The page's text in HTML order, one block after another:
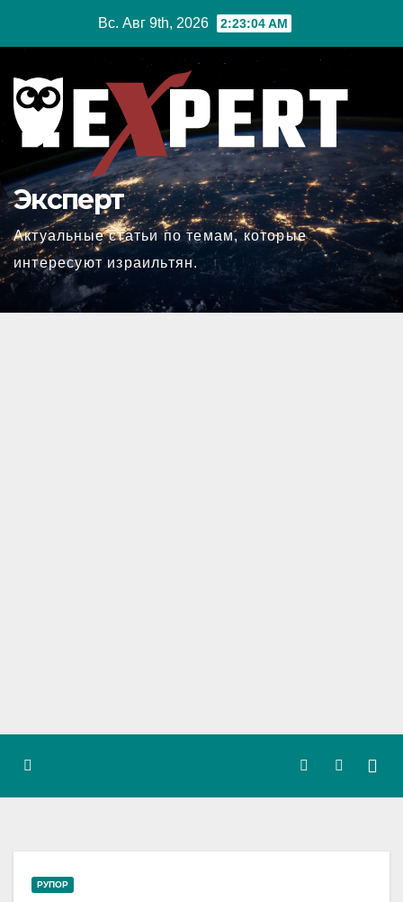
Вс. Авг 9th, 2026 2:23:05 AM
Эксперт
Актуальные статьи по темам, которые
интересуют израильтян.
РУПОР